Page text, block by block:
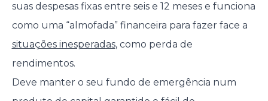
suas despesas fixas entre seis e 12 meses e funciona
como uma “almofada” financeira para fazer face a
situações inesperadas, como perda de
rendimentos.
Deve manter o seu fundo de emergência num